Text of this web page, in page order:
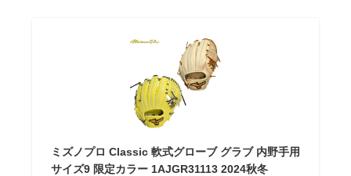
ミズノプロ Classic 軟式グローブ グラブ 内野手用
サイズ9 限定カラー 1AJGR31113 2024秋冬